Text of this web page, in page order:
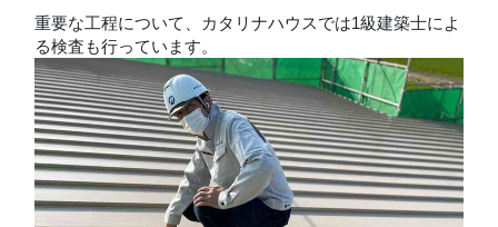
重要な工程について、カタリナハウスでは1級建築士によ
る検査も行っています。